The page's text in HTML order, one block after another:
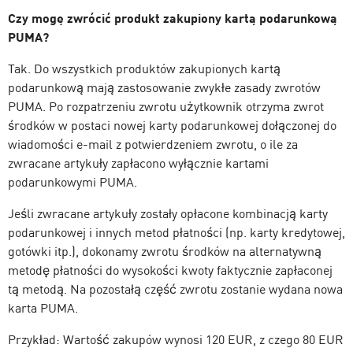
Czy mogę zwrócić produkt zakupiony kartą podarunkową
PUMA?
Tak. Do wszystkich produktów zakupionych kartą
podarunkową mają zastosowanie zwykłe zasady zwrotów
PUMA. Po rozpatrzeniu zwrotu użytkownik otrzyma zwrot
środków w postaci nowej karty podarunkowej dołączonej do
wiadomości e-mail z potwierdzeniem zwrotu, o ile za
zwracane artykuły zapłacono wyłącznie kartami
podarunkowymi PUMA.
Jeśli zwracane artykuły zostały opłacone kombinacją karty
podarunkowej i innych metod płatności (np. karty kredytowej,
gotówki itp.), dokonamy zwrotu środków na alternatywną
metodę płatności do wysokości kwoty faktycznie zapłaconej
tą metodą. Na pozostałą część zwrotu zostanie wydana nowa
karta PUMA.
Przykład: Wartość zakupów wynosi 120 EUR, z czego 80 EUR